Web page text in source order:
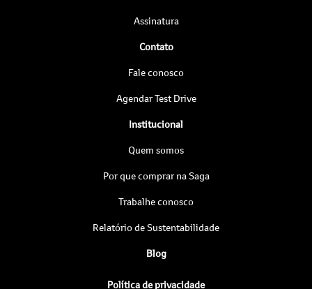
Assinatura
Contato
Fale conosco
Agendar Test Drive
Institucional
Quem somos
Por que comprar na Saga
Trabalhe conosco
Relatório de Sustentabilidade
Blog
Política de privacidade